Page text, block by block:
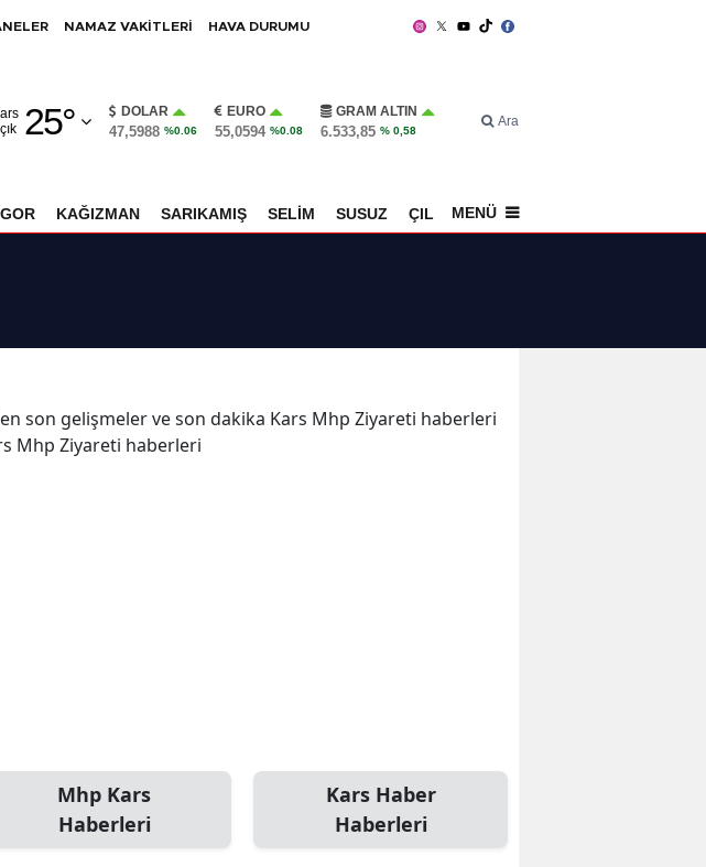
NAMAZ VAKİTLERİ HAVA DURUMU
25°
Adıyaman
Aydın
Çanakkale
Çankırı
DOLAR
47,5988 %0.06
EURO
55,0594 %0.08
GRAM ALTIN
6.533,85 % 0,58
Ara
KAĞIZMAN SARIKAMIŞ SELİM SUSUZ ÇILDIR SPOR
MENÜ
son gelişmeler ve son dakika Kars Mhp Ziyareti haberleri
Mhp Ziyareti haberleri
Mhp Kars
Haberleri
Kars Haber
Haberleri